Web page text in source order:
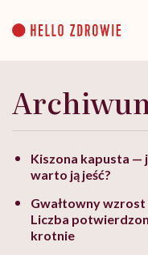
content
Kiszona kapusta —
warto ją jeść?
Gwałtowny
Liczba
krotnie